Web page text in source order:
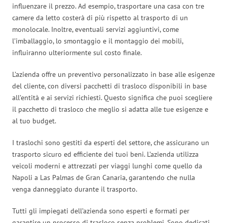
influenzare il prezzo. Ad esempio, trasportare una casa con tre
camere da letto costerà di più rispetto al trasporto di un
monolocale. Inoltre, eventuali servizi aggiuntivi, come
l’imballaggio, lo smontaggio e il montaggio dei mobili,
influiranno ulteriormente sul costo finale.
L’azienda offre un preventivo personalizzato in base alle esigenze
del cliente, con diversi pacchetti di trasloco disponibili in base
all’entità e ai servizi richiesti. Questo significa che puoi scegliere
il pacchetto di trasloco che meglio si adatta alle tue esigenze e
al tuo budget.
I traslochi sono gestiti da esperti del settore, che assicurano un
trasporto sicuro ed efficiente dei tuoi beni. L’azienda utilizza
veicoli moderni e attrezzati per viaggi lunghi come quello da
Napoli a Las Palmas de Gran Canaria, garantendo che nulla
venga danneggiato durante il trasporto.
Tutti gli impiegati dell’azienda sono esperti e formati per